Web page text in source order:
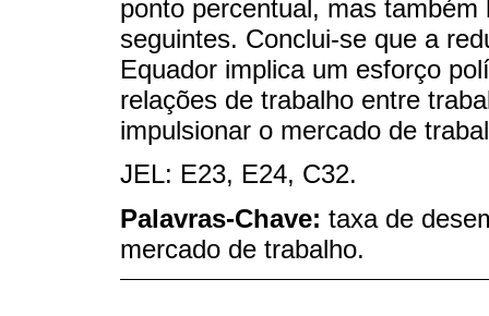
ponto percentual, mas
seguintes. Conclui-se que a
Equador implica um esforço
relações de trabalho entre
impulsionar o mercado de
JEL: E23, E24, C32.
Palavras-Chave: taxa de
mercado de trabalho.